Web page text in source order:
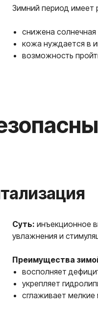
Зимний период имеет
снижена
кожа нуждается в
возможность
Суть: инъекционное
увлажнения и
Преимущества
восполняет
укрепляет
сглаживает